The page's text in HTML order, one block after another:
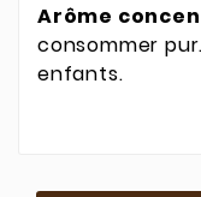
Arôme
consommer
enfants.